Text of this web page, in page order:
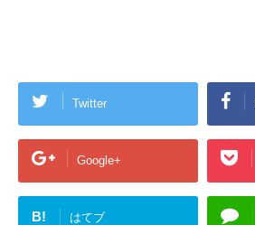
Twitter
Google+
B! はてブ